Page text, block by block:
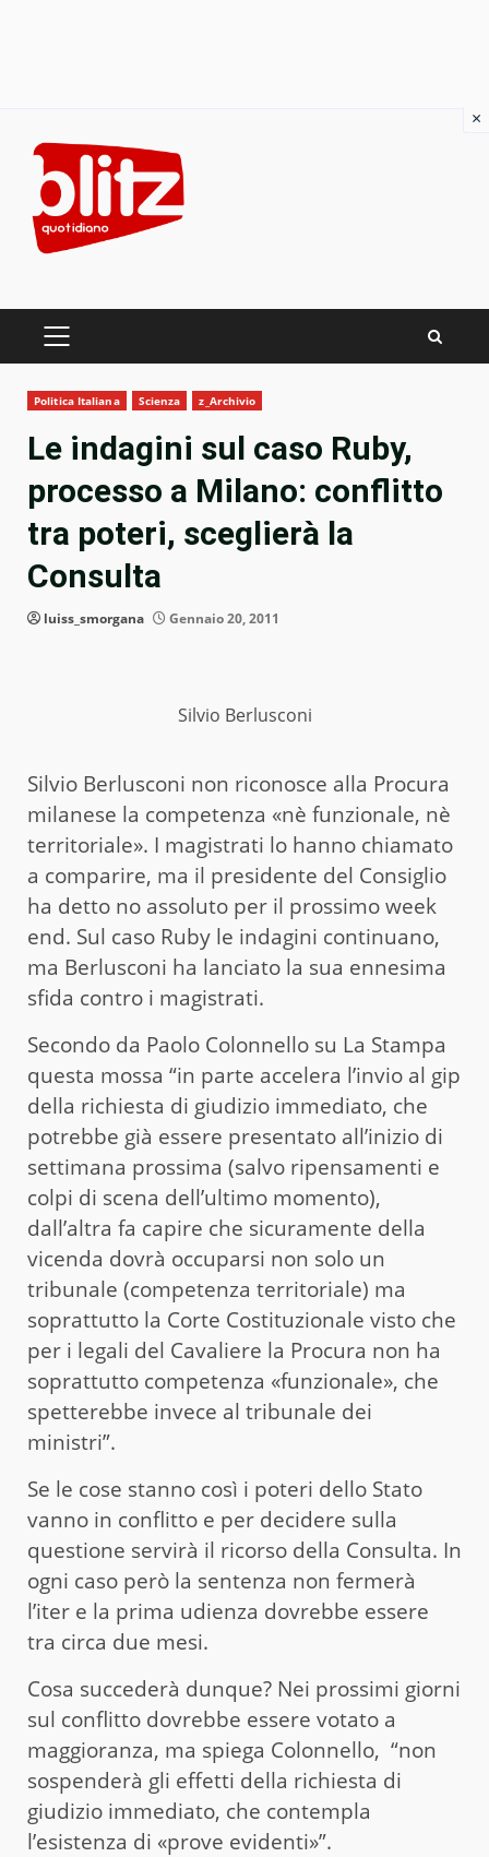
content
PRIMARY
Politica Italiana Scienza z_Archivio
Le indagini sul caso Ruby,
processo a Milano: conflitto
tra poteri, sceglierà la
Consulta
luiss_smorgana Gennaio 20, 2011
Silvio Berlusconi
Silvio Berlusconi non riconosce alla Procura
milanese la competenza «nè funzionale, nè
territoriale». I magistrati lo hanno chiamato
a comparire, ma il presidente del Consiglio
ha detto no assoluto per il prossimo week
end. Sul caso Ruby le indagini continuano,
ma Berlusconi ha lanciato la sua ennesima
sfida contro i magistrati.
Secondo da Paolo Colonnello su La Stampa
questa mossa “in parte accelera l’invio al gip
della richiesta di giudizio immediato, che
potrebbe già essere presentato all’inizio di
settimana prossima (salvo ripensamenti e
colpi di scena dell’ultimo momento),
dall’altra fa capire che sicuramente della
vicenda dovrà occuparsi non solo un
tribunale (competenza territoriale) ma
soprattutto la Corte Costituzionale visto che
per i legali del Cavaliere la Procura non ha
soprattutto competenza «funzionale», che
spetterebbe invece al tribunale dei
ministri”.
Se le cose stanno così i poteri dello Stato
vanno in conflitto e per decidere sulla
questione servirà il ricorso della Consulta. In
ogni caso però la sentenza non fermerà
l’iter e la prima udienza dovrebbe essere
tra circa due mesi.
Cosa succederà dunque? Nei prossimi giorni
sul conflitto dovrebbe essere votato a
maggioranza, ma spiega Colonnello, “non
sospenderà gli effetti della richiesta di
giudizio immediato, che contempla
l’esistenza di «prove evidenti»”.
×